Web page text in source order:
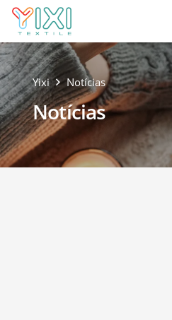
Yixi Notícias
Notícias